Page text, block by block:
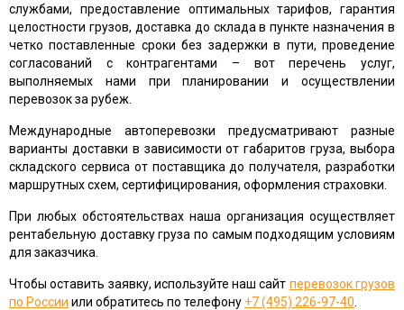
службами, предоставление оптимальных тарифов, гарантия
целостности грузов, доставка до склада в пункте назначения в
четко поставленные сроки без задержки в пути, проведение
согласований с контрагентами – вот перечень услуг,
выполняемых нами при планировании и осуществлении
перевозок за рубеж.
Международные автоперевозки предусматривают разные
варианты доставки в зависимости от габаритов груза, выбора
складского сервиса от поставщика до получателя, разработки
маршрутных схем, сертифицирования, оформления страховки.
При любых обстоятельствах наша организация осуществляет
рентабельную доставку груза по самым подходящим условиям
для заказчика.
Чтобы оставить заявку, используйте наш сайт перевозок грузов
по России или обратитесь по телефону +7 (495) 226-97-40